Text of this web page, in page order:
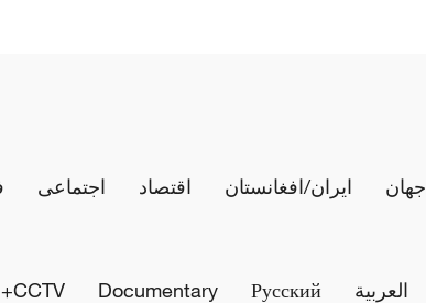
جهان ایران/افغانستان اقتصاد اجتماعی
العربية Русский
Documentary
CCTV+